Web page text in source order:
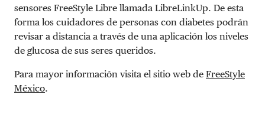
sensores FreeStyle Libre llamada LibreLinkUp. De esta
forma los cuidadores de personas con diabetes podrán
revisar a distancia a través de una aplicación los niveles
de glucosa de sus seres queridos.
Para mayor información visita el sitio web de FreeStyle
México.